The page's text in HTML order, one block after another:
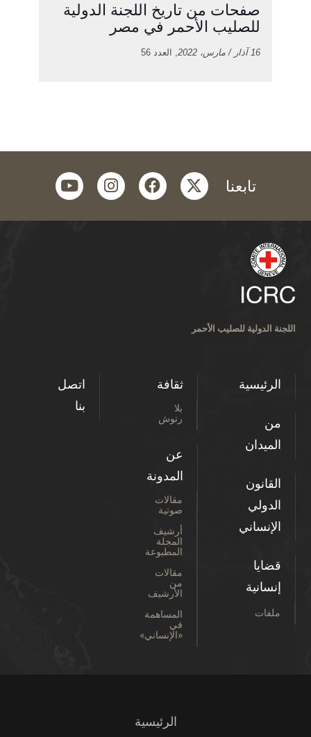
صفحات من تاريخ اللجنة الدولية
للصليب الأحمر في مصر
16 آذار / مارس، 2022 , العدد 56
تابعنا twitter
facebook
instagram
youtube
اللجنة الدولية للصليب الأحمر
الرئيسية
من
الميدان
القانون
الدولي
الإنساني
قضايا
إنسانية
ملفات
ثقافة
بلا
رتوش
عن
المدونة
مقالات
صوتية
أرشيف
المجلة
المطبوعة
مقالات
من
الأرشيف
المساهمة
في
«الإنساني»
اتصل
بنا
الرئيسية